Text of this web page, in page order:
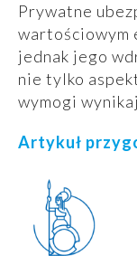
Prywatne
wartościowym
jednak jego
nie tylko
wymogi
Artykuł